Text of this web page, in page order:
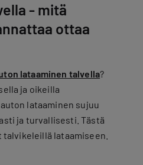
- mitä
ottaa
lataaminen talvella?
ja oikeilla
lataaminen sujuu
ja turvallisesti. Tästä
lataamiseen.